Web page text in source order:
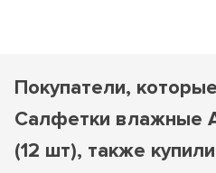
Покупатели,
Салфетки влажные
(12 шт), также купили